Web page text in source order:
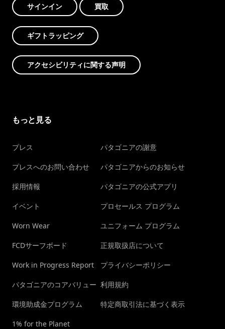
サインイン 買取
ギフトラッピング
アクセシビリティに関する声明
もっと見る
プレス
プレスへのお問い合わせ
採用情報
イベント
Worn Wear
FCDサーフボード
Work in Progress Report
パタゴニアのコアバリュー
環境助成金プログラム
1% for the Planet
パタゴニアの謝意
パタゴニアからのお知らせ
パタゴニアの公式アプリ
プロセールス プログラム
ユニフォーム プログラム
正規取扱店について
プライバシーポリシー
利用規約
特定商取引法に基づく表示